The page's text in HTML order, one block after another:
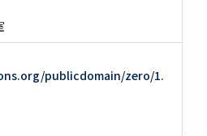
publicdomain/zero/1.